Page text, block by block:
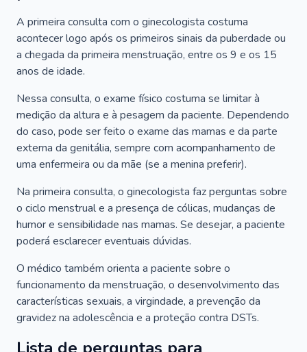
A primeira consulta com o ginecologista costuma
acontecer logo após os primeiros sinais da puberdade ou
a chegada da primeira menstruação, entre os 9 e os 15
anos de idade.
Nessa consulta, o exame físico costuma se limitar à
medição da altura e à pesagem da paciente. Dependendo
do caso, pode ser feito o exame das mamas e da parte
externa da genitália, sempre com acompanhamento de
uma enfermeira ou da mãe (se a menina preferir).
Na primeira consulta, o ginecologista faz perguntas sobre
o ciclo menstrual e a presença de cólicas, mudanças de
humor e sensibilidade nas mamas. Se desejar, a paciente
poderá esclarecer eventuais dúvidas.
O médico também orienta a paciente sobre o
funcionamento da menstruação, o desenvolvimento das
características sexuais, a virgindade, a prevenção da
gravidez na adolescência e a proteção contra DSTs.